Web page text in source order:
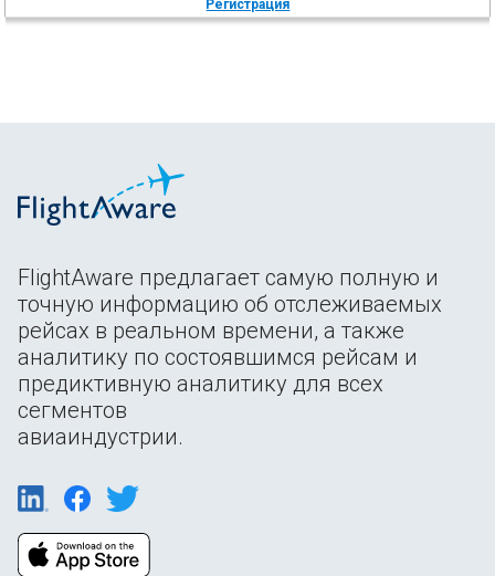
Регистрация
FlightAware предлагает самую полную и
точную информацию об отслеживаемых
рейсах в реальном времени, а также
аналитику по состоявшимся рейсам и
предиктивную аналитику для всех
сегментов
авиаиндустрии.